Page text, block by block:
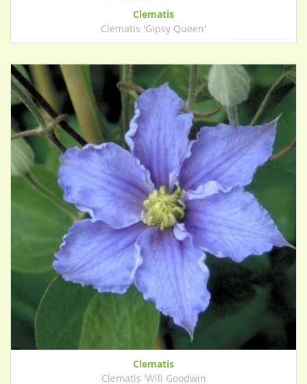
Clematis
Clematis 'Gipsy Queen'
Clematis
Clematis 'Will Goodwin